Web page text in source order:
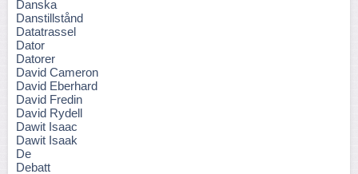
Danska
Danstillstånd
Datatrassel
Dator
Datorer
David Cameron
David Eberhard
David Fredin
David Rydell
Dawit Isaac
Dawit Isaak
De
Debatt